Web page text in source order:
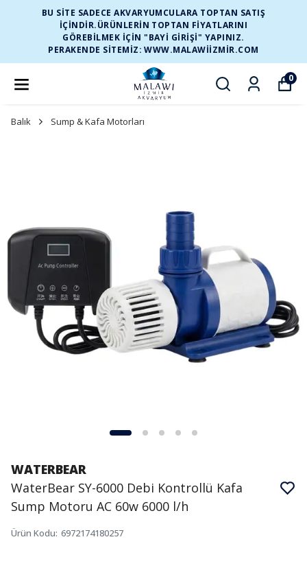
BU SİTE SADECE AKVARYUMCULARA TOPTAN SATIŞ
İÇİNDİR.ÜRÜNLERİN TOPTAN FİYATLARINI
GÖREBİLMEK İÇİN "BAYİ GİRİŞİ" YAPINIZ.
PERAKENDE SİTEMİZ: WWW.MALAWIIZMIR.COM
0
Balık Sump & Kafa Motorları
WATERBEAR
WaterBear SY-6000 Debi Kontrollü Kafa
Sump Motoru AC 60w 6000 l/h
Ürün Kodu: 6972174180257